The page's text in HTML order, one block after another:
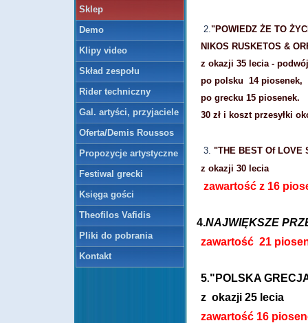
Sklep
Demo
Klipy video
Skład zespołu
Rider techniczny
Gal. artyści, przyjaciele
Oferta/Demis Roussos
Propozycje artystyczne
Festiwal grecki
Księga gości
Theofilos Vafidis
Pliki do pobrania
Kontakt
2."POWIEDZ ŻE TO
NIKOS RUSKETOS &
z okazji 35 lecia -
po polsku 14 piosenek,
po grecku 15 piosenek.
30 zł i koszt przesyłki
3. "THE BEST Of LOVE
z okazji 30 lecia
zawartość z 16
4.NAJWIĘKSZE
zawartość 21
5."POLSKA
z okazji 25 lecia
zawartość 16